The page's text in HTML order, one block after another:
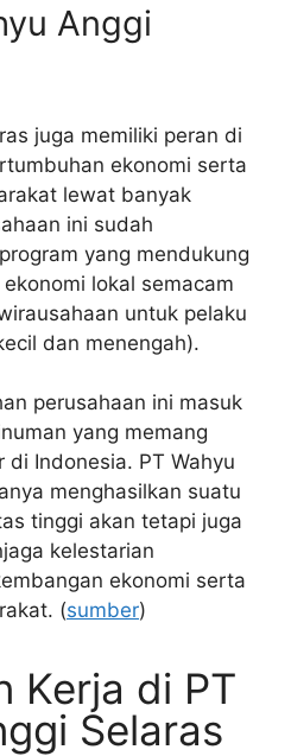
Anggi
juga memiliki peran di
ekonomi serta
lewat banyak
ini sudah
yang mendukung
lokal semacam
untuk pelaku
dan menengah).
perusahaan ini masuk
yang memang
Indonesia. PT Wahyu
menghasilkan suatu
tinggi akan tetapi juga
kelestarian
ekonomi serta
(sumber)
Kerja di PT
Selaras